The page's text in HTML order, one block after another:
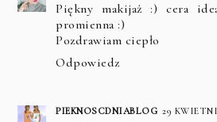
Piękny makijaż :) cera
promienna :)
Pozdrawiam ciepło
Odpowiedz
PIEKNOSCDNIABLOG 29